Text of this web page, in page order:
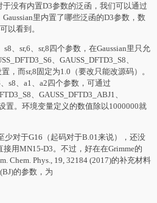
没有内置D3参数的泛函，我们可以通过
里内置了哪些泛函的D3参数，数
以看到。
、sr,6、sr,8四个参数，在Gaussian里只允
、GAUSS_DFTD3_S8、
，而sr,8固定为1.0（要改只能改源码）。
s8、a1、a2四个参数，可通过
、GAUSS_DFTD3_ABJ1、
置。环境变量定义的数值除以1000000就
少对于G16（起码对于B.01来说），还没
用MN15-D3。不过，好在在Grimme的
Chem. Phys., 19, 32184 (2017)的补充材料
的参数，为